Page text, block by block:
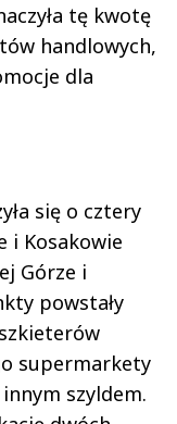
tę kwotę
handlowych,
dla
się o cztery
i Kosakowie
Górze i
powstały
supermarkety
szyldem.